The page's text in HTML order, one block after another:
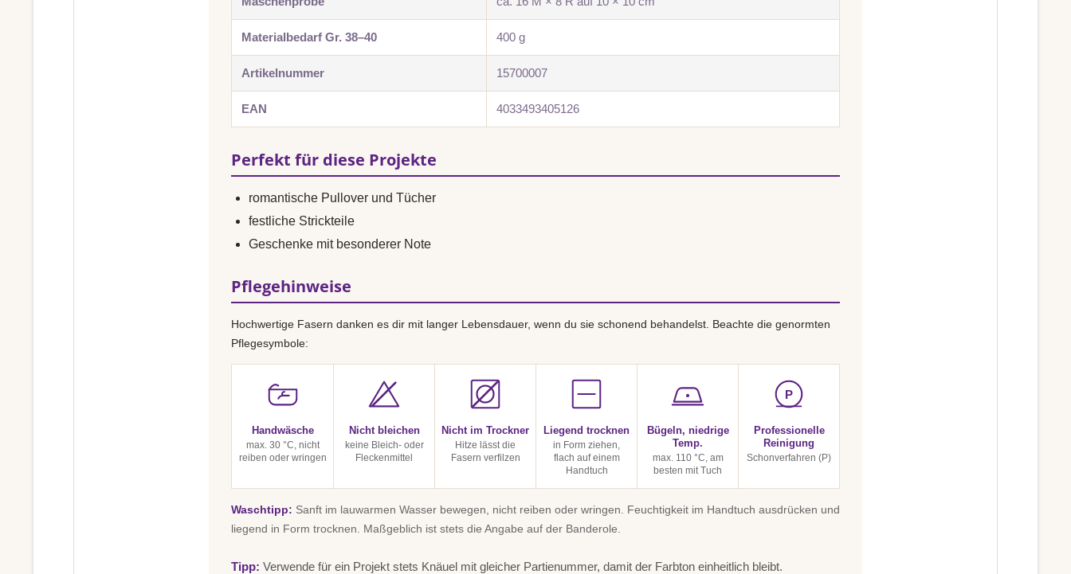
Materialbedarf Gr. 38–40 400 g
Artikelnummer 15700007
EAN 4033493405126
Perfekt für diese Projekte
romantische Pullover und Tücher
festliche Strickteile
Geschenke mit besonderer Note
Pflegehinweise
Hochwertige Fasern danken es dir mit langer Lebensdauer, wenn du sie schonend behandelst. Beachte die genormten
Pflegesymbole:
Handwäsche
max. 30 °C, nicht
reiben oder wringen
Nicht bleichen
keine Bleich- oder
Fleckenmittel
Nicht im Trockner
Hitze lässt die
Fasern verfilzen
Liegend trocknen
in Form ziehen,
flach auf einem
Handtuch
Bügeln, niedrige
Temp.
max. 110 °C, am
besten mit Tuch
P
Professionelle
Reinigung
Schonverfahren (P)
Waschtipp: Sanft im lauwarmen Wasser bewegen, nicht reiben oder wringen. Feuchtigkeit im Handtuch ausdrücken und
liegend in Form trocknen. Maßgeblich ist stets die Angabe auf der Banderole.
Tipp: Verwende für ein Projekt stets Knäuel mit gleicher Partienummer, damit der Farbton einheitlich bleibt.